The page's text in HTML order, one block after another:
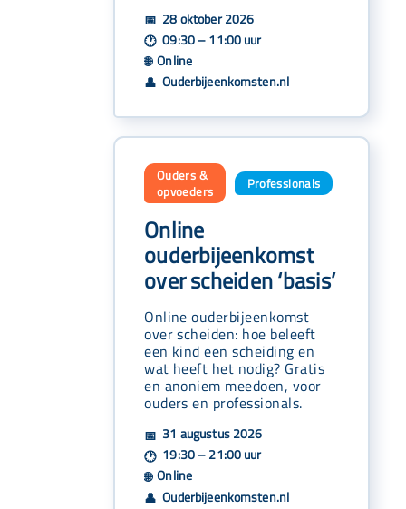
📅 28 oktober 2026
🕐 09:30 – 11:00 uur
🌐 Online
👤 Ouderbijeenkomsten.nl
Ouders &
opvoeders
Professionals
Online
ouderbijeenkomst
over scheiden ‘basis’
Online ouderbijeenkomst
over scheiden: hoe beleeft
een kind een scheiding en
wat heeft het nodig? Gratis
en anoniem meedoen, voor
ouders en professionals.
📅 31 augustus 2026
🕐 19:30 – 21:00 uur
🌐 Online
👤 Ouderbijeenkomsten.nl